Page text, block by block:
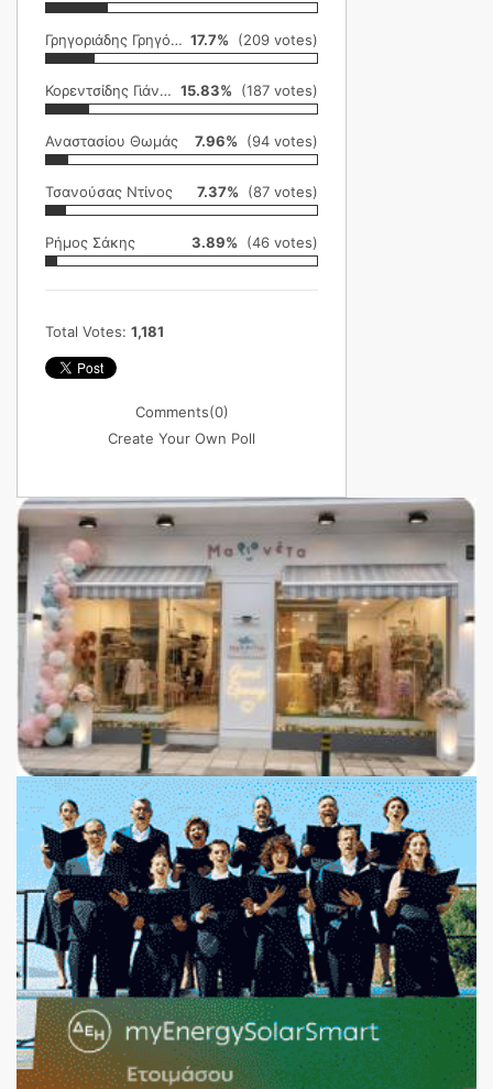
Γρηγοριάδης Γρηγόρης 17.7% (209 votes)
Κορεντσίδης Γιάννης 15.83% (187 votes)
Αναστασίου Θωμάς 7.96% (94 votes)
Τσανούσας Ντίνος 7.37% (87 votes)
Ρήμος Σάκης 3.89% (46 votes)
Total Votes: 1,181
Comments(0)
Create Your Own Poll